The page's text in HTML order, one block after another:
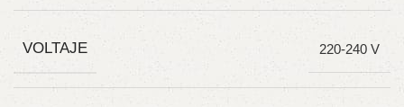
VOLTAJE 220-240 V